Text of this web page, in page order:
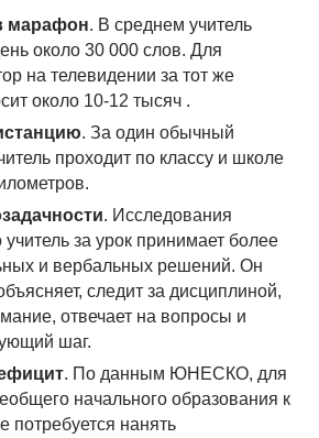
марафон. В среднем учитель
около 30 000 слов. Для
на телевидении за тот же
около 10-12 тысяч .
. За один обычный
проходит по классу и школе
. Исследования
учитель за урок принимает более
и вербальных решений. Он
следит за дисциплиной,
отвечает на вопросы и
шаг.
. По данным ЮНЕСКО, для
начального образования к
потребуется нанять